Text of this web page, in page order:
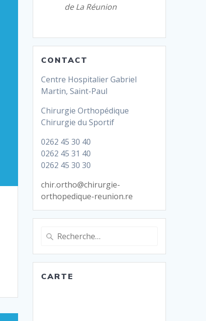
de La Réunion
CONTACT
Centre Hospitalier Gabriel
Martin, Saint-Paul
Chirurgie Orthopédique
Chirurgie du Sportif
0262 45 30 40
0262 45 31 40
0262 45 30 30
chir.ortho@chirurgie-
orthopedique-reunion.re
Recherche
:
CARTE